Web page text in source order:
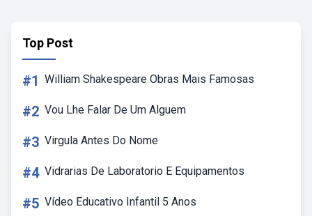
Top Post
#1 William Shakespeare Obras Mais Famosas
#2 Vou Lhe Falar De Um Alguem
#3 Virgula Antes Do Nome
#4 Vidrarias De Laboratorio E Equipamentos
#5 Vídeo Educativo Infantil 5 Anos